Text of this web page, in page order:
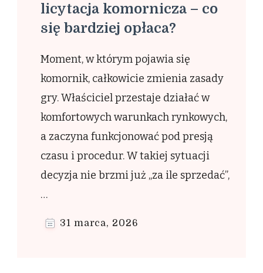
licytacja komornicza – co
się bardziej opłaca?
Moment, w którym pojawia się
komornik, całkowicie zmienia zasady
gry. Właściciel przestaje działać w
komfortowych warunkach rynkowych,
a zaczyna funkcjonować pod presją
czasu i procedur. W takiej sytuacji
decyzja nie brzmi już „za ile sprzedać”,
…
31 marca, 2026